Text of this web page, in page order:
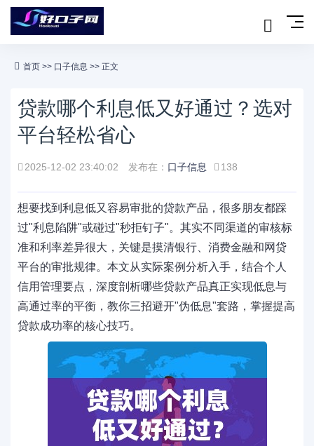
首页 >> 口子信息 >> 正文
贷款哪个利息低又好通过？选对
平台轻松省心
2025-12-02 23:40:02 发布在： 口子信息 138
想要找到利息低又容易审批的贷款产品，很多朋友都踩
过"利息陷阱"或碰过"秒拒钉子"。其实不同渠道的审核标
准和利率差异很大，关键是摸清银行、消费金融和网贷
平台的审批规律。本文从实际案例分析入手，结合个人
信用管理要点，深度剖析哪些贷款产品真正实现低息与
高通过率的平衡，教你三招避开"伪低息"套路，掌握提高
贷款成功率的核心技巧。